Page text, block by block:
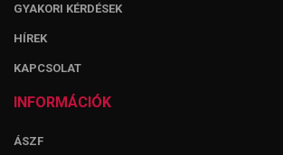
GYAKORI KÉRDÉSEK
HÍREK
KAPCSOLAT
INFORMÁCIÓK
ÁSZF